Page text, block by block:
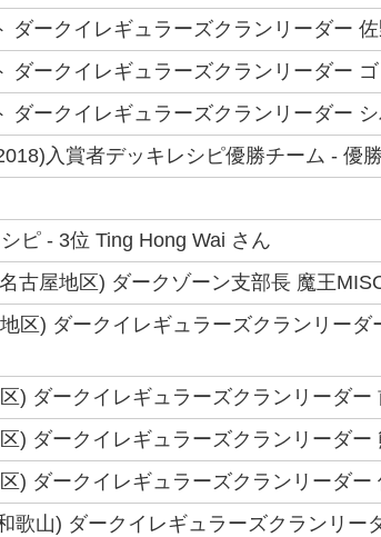
ダークイレギュラーズクランリーダー
ダークイレギュラーズクランリーダー
ダークイレギュラーズクランリーダー
入賞者デッキレシピ優勝チーム - 優
ピ - 3位 Ting Hong Wai さん
古屋地区) ダークゾーン支部長 魔王
区) ダークイレギュラーズクランリーダ
) ダークイレギュラーズクランリーダー
) ダークイレギュラーズクランリーダー
) ダークイレギュラーズクランリーダー
歌山) ダークイレギュラーズクランリー